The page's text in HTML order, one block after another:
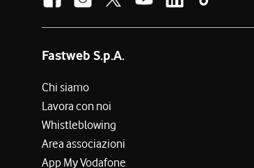
Fastweb S.p.A.
Chi siamo
Lavora con noi
Whistleblowing
Area associazioni
App My Vodafone